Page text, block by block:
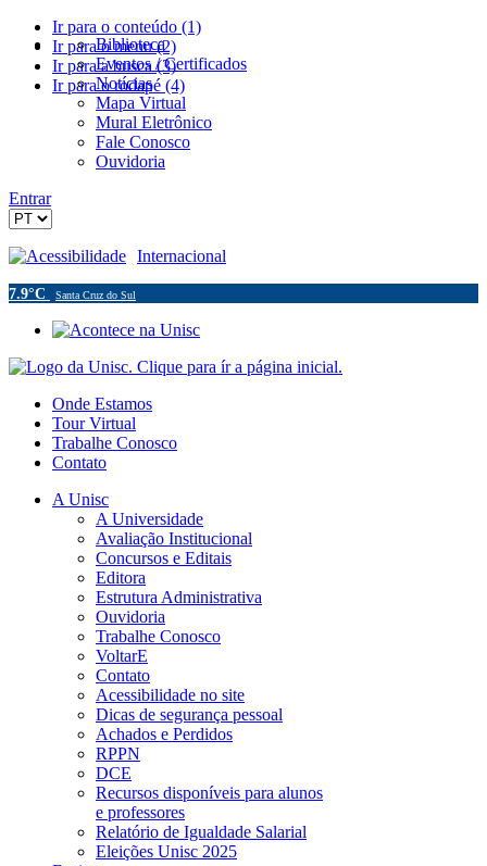
Ir para o conteúdo (1)
Ir para o menu (2)
Ir para a busca (3)
Ir para o rodapé (4)
Biblioteca
Eventos / Certificados
Notícias
Mapa Virtual
Mural Eletrônico
Fale Conosco
Ouvidoria
Entrar
Acessibilidade Internacional
7.9°C Santa Cruz do Sul
Onde Estamos
Tour Virtual
Trabalhe Conosco
Contato
A Unisc
A Universidade
Avaliação Institucional
Concursos e Editais
Editora
Estrutura Administrativa
Ouvidoria
Trabalhe Conosco
VoltarE
Contato
Acessibilidade no site
Dicas de segurança pessoal
Achados e Perdidos
RPPN
DCE
Recursos disponíveis para alunos
e professores
Relatório de Igualdade Salarial
Eleições Unisc 2025